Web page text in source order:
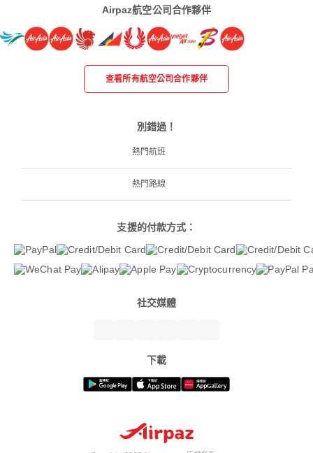
Airpaz航空公司合作夥伴
查看所有航空公司合作夥伴
別錯過！
熱門航班
熱門路線
支援的付款方式：
社交媒體
下載